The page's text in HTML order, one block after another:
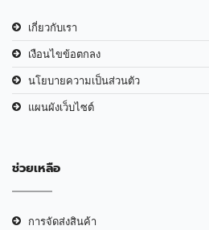
เกี่ยวกับเรา
เงือนไขข้อตกลง
นโยบายความเป็นส่วนตัว
แผนผังเว็บไซต์
ช่วยเหลือ
การจัดส่งสินค้า